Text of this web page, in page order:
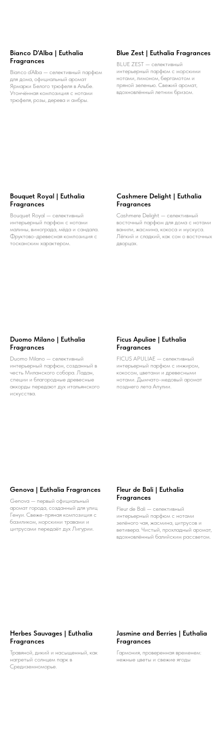
Bianco D'Alba | Euthalia
Fragrances
Bianco d’Alba — селективный парфюм
для дома, официальный аромат
Ярмарки Белого трюфеля в Альбе.
Утончённая композиция с нотами
трюфеля, розы, дерева и амбры.
Blue Zest | Euthalia Fragrances
BLUE ZEST — селективный
интерьерный парфюм с морскими
нотами, лимоном, бергамотом и
пряной зеленью. Свежий аромат,
вдохновлённый летним бризом.
Bouquet Royal | Euthalia
Fragrances
Bouquet Royal — селективный
интерьерный парфюм с нотами
малины, винограда, мёда и сандала.
Фруктово-древесная композиция с
тосканским характером.
Cashmere Delight | Euthalia
Fragrances
Cashmere Delight — селективный
восточный парфюм для дома с нотами
ванили, жасмина, кокоса и мускуса.
Лёгкий и сладкий, как сон о восточных
дворцах.
Duomo Milano | Euthalia
Fragrances
Duomo Milano — селективный
интерьерный парфюм, созданный в
честь Миланского собора. Ладан,
специи и благородные древесные
аккорды передают дух итальянского
искусства.
Ficus Apuliae | Euthalia
Fragrances
FICUS APULIAE — селективный
интерьерный парфюм с инжиром,
кокосом, цветами и древесными
нотами. Дымчато-медовый аромат
позднего лета Апулии.
Genova | Euthalia Fragrances
Genova — первый официальный
аромат города, созданный для улиц
Генуи. Свеже-пряная композиция с
базиликом, морскими травами и
цитрусами передаёт дух Лигурии.
Fleur de Bali | Euthalia
Fragrances
Fleur de Bali — селективный
интерьерный парфюм с нотами
зелёного чая, жасмина, цитрусов и
ветивера. Чистый, прохладный аромат,
вдохновлённый балийским рассветом.
Herbes Sauvages | Euthalia
Fragrances
Травяной, дикий и насыщенный, как
нагретый солнцем парк в
Средиземноморье.
Jasmine and Berries | Euthalia
Fragrances
Гармония, проверенная временем:
нежные цветы и свежие ягоды